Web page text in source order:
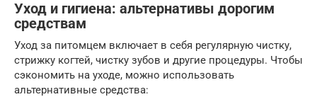
Уход и гигиена: альтернативы дорогим
средствам
Уход за питомцем включает в себя регулярную чистку,
стрижку когтей, чистку зубов и другие процедуры. Чтобы
сэкономить на уходе, можно использовать
альтернативные средства: